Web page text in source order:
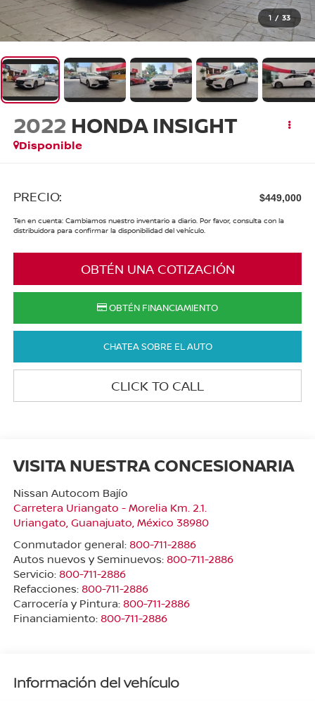
1 / 33
2022 HONDA INSIGHT
Disponible
PRECIO: $449,000
Ten en cuenta: Cambiamos nuestro inventario a diario. Por favor, consulta con la
distribuidora para confirmar la disponibilidad del vehículo.
OBTÉN UNA COTIZACIÓN
OBTÉN FINANCIAMIENTO
CHATEA SOBRE EL AUTO
CLICK TO CALL
VISITA NUESTRA CONCESIONARIA
Nissan Autocom Bajío
Carretera Uriangato - Morelia Km. 2.1.
Uriangato, Guanajuato, México 38980
Conmutador general: 800-711-2886
Autos nuevos y Seminuevos: 800-711-2886
Servicio: 800-711-2886
Refacciones: 800-711-2886
Carrocería y Pintura: 800-711-2886
Financiamiento: 800-711-2886
Información del vehículo